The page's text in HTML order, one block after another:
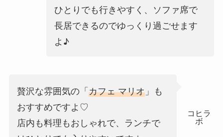
ひとりでも行きやすく、ソファ席で
長居できるのでゆっくり過ごせます
よ♪
コヒラ
ボ
贅沢な雰囲気の「カフェ マリオ」も
おすすめですよ♡
店内も料理もおしゃれで、ランチで